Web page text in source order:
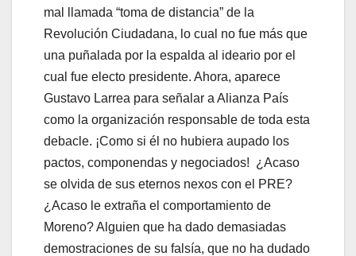
mal llamada “toma de distancia” de la
Revolución Ciudadana, lo cual no fue más que
una puñalada por la espalda al ideario por el
cual fue electo presidente. Ahora, aparece
Gustavo Larrea para señalar a Alianza País
como la organización responsable de toda esta
debacle. ¡Como si él no hubiera aupado los
pactos, componendas y negociados! ¿Acaso
se olvida de sus eternos nexos con el PRE?
¿Acaso le extraña el comportamiento de
Moreno? Alguien que ha dado demasiadas
demostraciones de su falsía, que no ha dudado